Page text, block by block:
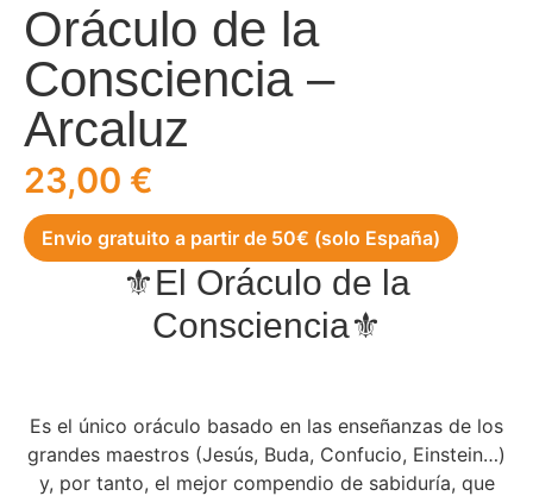
Oráculo de la
Consciencia –
Arcaluz
23,00 €
Envio gratuito a partir de 50€ (solo España)
⚜️El Oráculo de la
Consciencia⚜️
Es el único oráculo basado en las enseñanzas de los
grandes maestros (Jesús, Buda, Confucio, Einstein…)
y, por tanto, el mejor compendio de sabiduría, que